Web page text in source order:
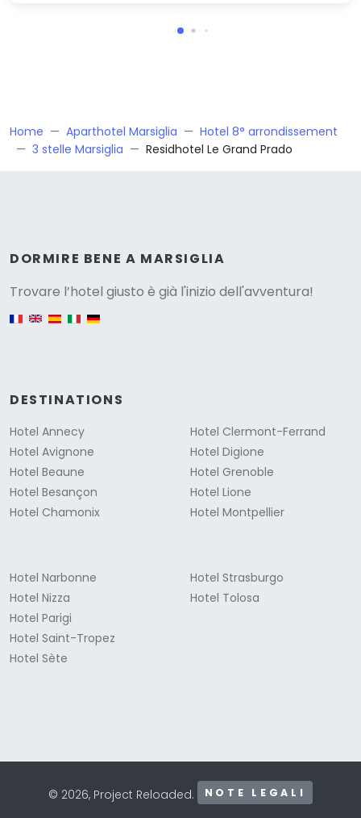
Home Aparthotel Marsiglia
Hotel 8° arrondissement
3 stelle Marsiglia
Residhotel Le Grand Prado
DORMIRE BENE A MARSIGLIA
Trovare l’hotel giusto è già l'inizio dell'avventura!
DESTINATIONS
Hotel Annecy
Hotel Avignone
Hotel Beaune
Hotel Besançon
Hotel Chamonix
Hotel Clermont-Ferrand
Hotel Digione
Hotel Grenoble
Hotel Lione
Hotel Montpellier
Hotel Narbonne
Hotel Nizza
Hotel Parigi
Hotel Saint-Tropez
Hotel Sète
Hotel Strasburgo
Hotel Tolosa
© 2026, Project Reloaded. NOTE LEGALI